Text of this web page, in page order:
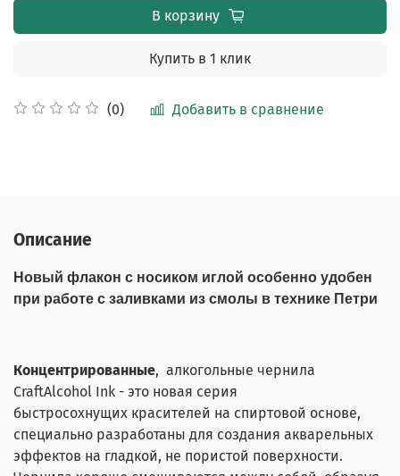
(0) Добавить в сравнение
В корзину
Купить в 1 клик
Описание
Новый флакон с носиком иглой особенно удобен
при работе с заливками из смолы в технике Петри
Концентрированные, алкогольные чернила
CraftAlcohol Ink - это новая серия
быстросохнущих красителей на спиртовой основе,
специально разработаны для создания акварельных
эффектов на гладкой, не пористой поверхности.